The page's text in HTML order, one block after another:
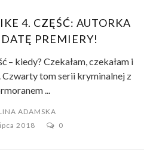
4. CZĘŚĆ: AUTORKA
PREMIERY!
– kiedy? Czekałam, czekałam i
Czwarty tom serii kryminalnej z
...
ADAMSKA
2018
0